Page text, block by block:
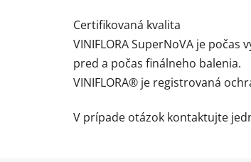
Certifikovaná kvalita
VINIFLORA SuperNoVA je
pred a počas finálneho balenia.
VINIFLORA® je registrovaná
V prípade otázok kontaktujte